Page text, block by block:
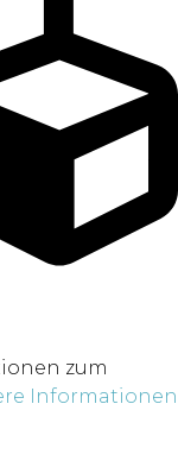
zum
Informationen